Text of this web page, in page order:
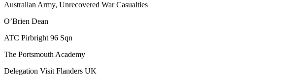
Australian Army, Unrecovered War Casualties
O’Brien Dean
ATC Pirbright 96 Sqn
The Portsmouth Academy
Delegation Visit Flanders UK